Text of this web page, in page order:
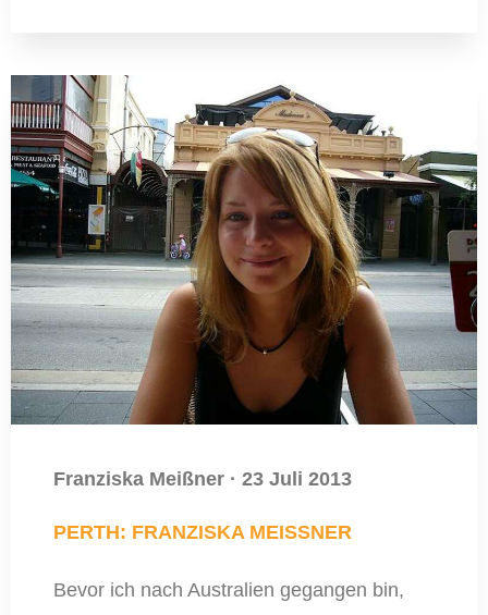
Franziska Meißner · 23 Juli 2013
PERTH: FRANZISKA MEISSNER
Bevor ich nach Australien gegangen bin,